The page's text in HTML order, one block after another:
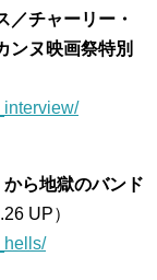
／チャーリー・
ヌ映画祭特別
から地獄のバンド
UP）